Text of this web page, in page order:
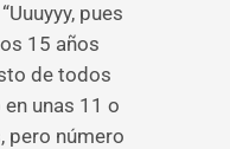
pues
15 años
de todos
unas 11 o
pero número